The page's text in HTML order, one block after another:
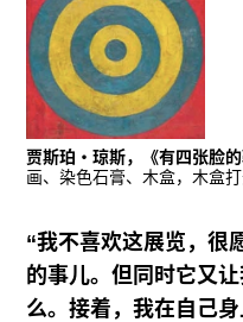
贾斯珀・琼斯，《有四张脸
画、染色石膏、木盒，木盒
“我不喜欢这展览，很
的事儿。但同时它又
么。接着，我在自己